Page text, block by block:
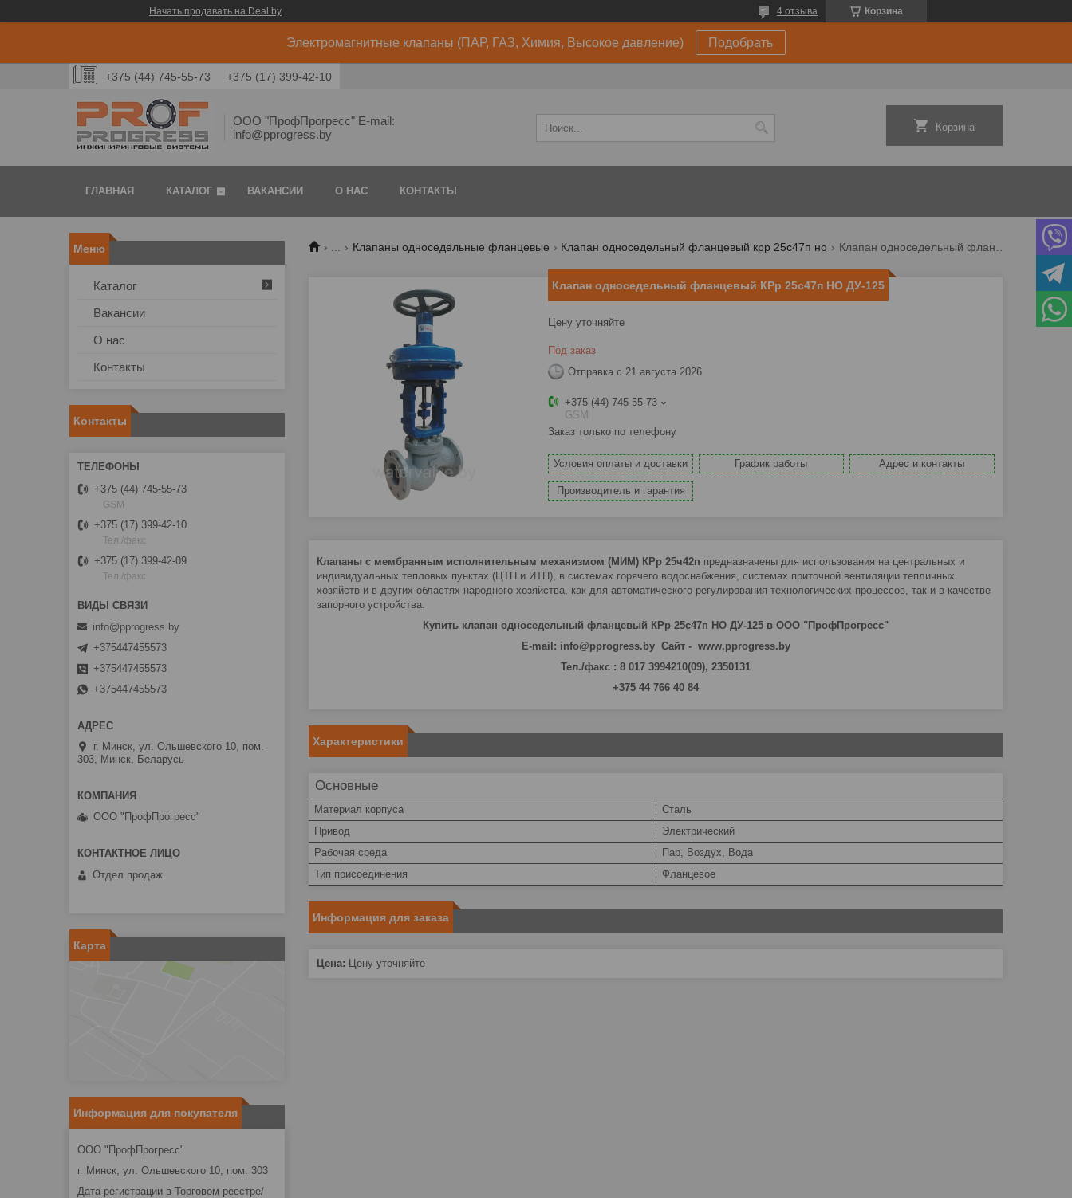
Начать продавать на Deal.by Корзина
4 отзыва
Электромагнитные клапаны (ПАР, ГАЗ, Химия, Высокое давление) Подобрать
+375 (44) 745-55-73 +375 (17) 399-42-10
ООО "ПрофПрогресс" E-mail:
info@pprogress.by
Корзина
ГЛАВНАЯ КАТАЛОГ ВАКАНСИИ О НАС КОНТАКТЫ
... Клапаны односедельные фланцевые Клапан односедельный фланцевый крр 25с47п но Клапан односедельный фланцевый крр 25с47п но ду-125
Клапан односедельный фланцевый КРр 25с47п НО ДУ-125
Цену уточняйте
Под заказ
Отправка с 21 августа 2026
+375 (44) 745-55-73
GSM
Заказ только по телефону
Условия оплаты и доставки График работы Адрес и контакты
Производитель и гарантия
Клапаны с мембранным исполнительным механизмом (МИМ) КРр 25ч42п предназначены для использования на центральных и
индивидуальных тепловых пунктах (ЦТП и ИТП), в системах горячего водоснабжения, системах приточной вентиляции тепличных
хозяйств и в других областях народного хозяйства, как для автоматического регулирования технологических процессов, так и в качестве
запорного устройства.
Купить клапан односедельный фланцевый КРр 25с47п НО ДУ-125 в ООО "ПрофПрогресс"
E-mail: info@pprogress.by Сайт - www.pprogress.by
Тел./факс : 8 017 3994210(09), 2350131
+375 44 766 40 84
Характеристики
Основные
Материал корпуса
Сталь
Привод
Электрический
Рабочая среда
Пар, Воздух, Вода
Тип присоединения
Фланцевое
Информация для заказа
Цена: Цену уточняйте
Каталог
Вакансии
О нас
Контакты
Контакты
+375 (44) 745-55-73
GSM
+375 (17) 399-42-10
Тел./факс
+375 (17) 399-42-09
Тел./факс
info@pprogress.by
+375447455573
+375447455573
+375447455573
г. Минск, ул. Ольшевского 10, пом.
303, Минск, Беларусь
ООО "ПрофПрогресс"
Отдел продаж
Карта
Информация для покупателя
ООО "ПрофПрогресс"
г. Минск, ул. Ольшевского 10, пом. 303
Дата регистрации в Торговом реестре/